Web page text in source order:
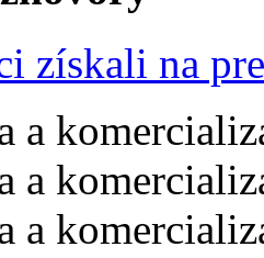
získali na
a
a
a